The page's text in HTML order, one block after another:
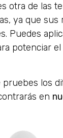
otra de las
ya que sus
Puedes
potenciar
pruebes los
en